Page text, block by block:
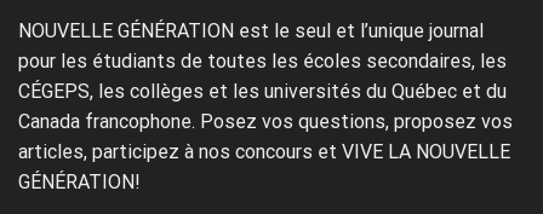
NOUVELLE GÉNÉRATION est le seul et l’unique journal
pour les étudiants de toutes les écoles secondaires, les
CÉGEPS, les collèges et les universités du Québec et du
Canada francophone. Posez vos questions, proposez vos
articles, participez à nos concours et VIVE LA NOUVELLE
GÉNÉRATION!